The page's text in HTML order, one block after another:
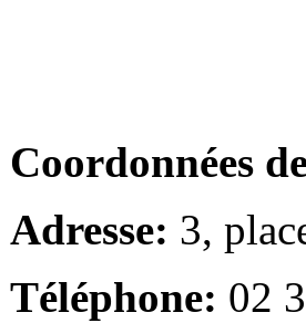
Coordonnées
Adresse: 3,
Téléphone: 02